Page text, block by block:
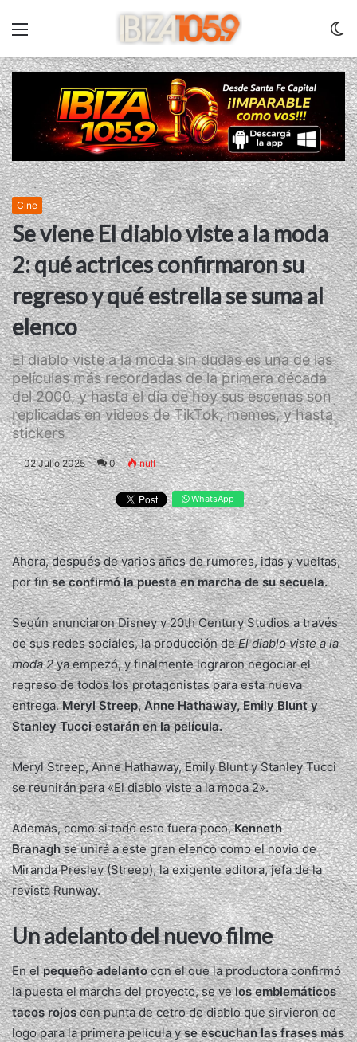
Cine
Se viene El diablo viste a la moda
2: qué actrices confirmaron su
regreso y qué estrella se suma al
elenco
El diablo viste a la moda sin dudas es una de las
películas más recordadas de la primera década
del 2000, y hasta el día de hoy sus escenas son
replicadas en videos de TikTok, memes, y hasta
stickers
02 Julio 2025 0 null
WhatsApp
Ahora, después de varios años de rumores, idas y vueltas,
por finse confirmó la puesta en marcha de su secuela.
Según anunciaron Disney y 20th Century Studios a través
de sus redes sociales, la producción deEl diablo viste a la
moda 2ya empezó,y finalmente lograron negociar el
regreso de todos los protagonistas para esta nueva
entrega.Meryl Streep, Anne Hathaway, Emily Blunt y
Stanley Tucci estarán en la película.
Meryl Streep, Anne Hathaway, Emily Blunt y Stanley Tucci
se reunirán para «El diablo viste a la moda 2».
Además, como si todo esto fuera poco,Kenneth
Branaghse unirá a este gran elenco como el novio de
Miranda Presley (Streep), la exigente editora, jefa de la
revista Runway.
Un adelanto del nuevo filme
En elpequeño adelantocon el que la productora confirmó
la puesta el marcha del proyecto, se velos emblemáticos
tacos rojoscon punta de cetro de diablo que sirvieron de
logo para la primera película yse escuchan las frases más